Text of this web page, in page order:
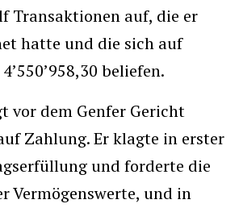
Transaktionen auf, die er
hatte und die sich auf
beliefen.
vor dem Genfer Gericht
Zahlung. Er klagte in erster
und forderte die
Vermögenswerte, und in